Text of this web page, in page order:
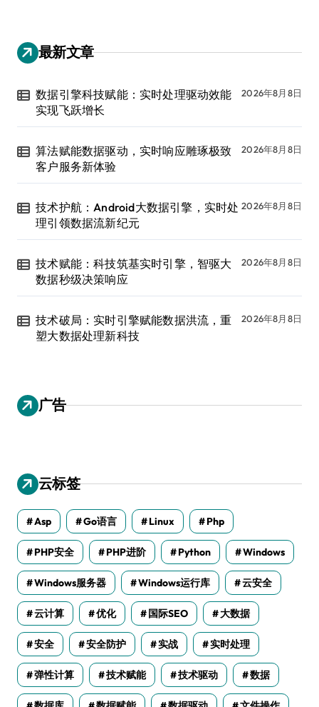
最新文章
数据引擎科技赋能：实时处理驱动效能
实现飞跃增长
2026年8月8日
算法赋能数据驱动，实时响应雕琢极致
客户服务新体验
2026年8月8日
技术护航：Android大数据引擎，实时处
理引领数据流新纪元
2026年8月8日
技术赋能：科技筑基实时引擎，智驱大
数据秒级决策响应
2026年8月8日
技术破局：实时引擎赋能数据洪流，重
塑大数据处理新科技
2026年8月8日
广告
云标签
Asp Go语言 Linux Php
PHP安全 PHP进阶 Python Windows
Windows服务器 Windows运行库 云安全
云计算 优化 国际SEO 大数据
安全 安全防护 实战 实时处理
弹性计算 技术赋能 技术驱动 数据